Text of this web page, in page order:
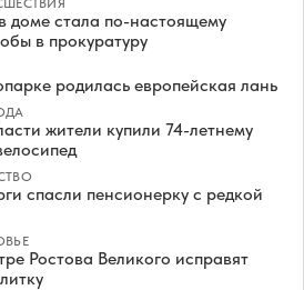
доме стала по-настоящему
в прокуратуру
родилась европейская лань
жители купили 74-летнему
спасли пенсионерку с редкой
Ростова Великого исправят